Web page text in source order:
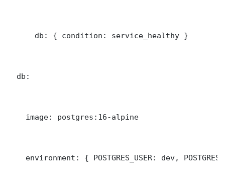
      db: { condition: service_healthy }
  db:
    image: postgres:16-alpine
environment: { POSTGRES_USER: dev,